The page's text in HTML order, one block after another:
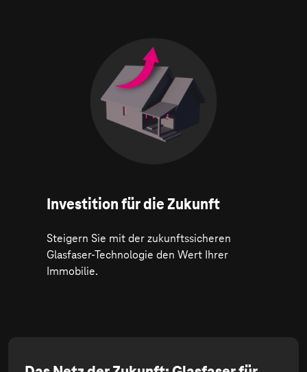
Investition für die Zukunft
Steigern Sie mit der zukunftssicheren
Glasfaser-Technologie den Wert Ihrer
Immobilie.